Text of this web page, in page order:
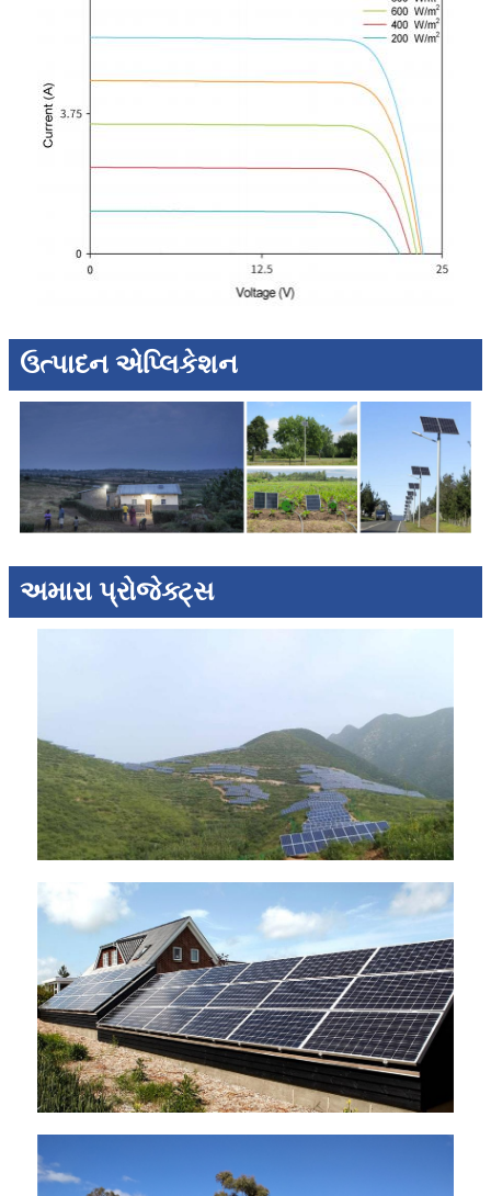
ઉત્પાદન એપ્લિકેશન
અમારા પ્રોજેક્ટ્સ